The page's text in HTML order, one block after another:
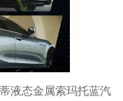
液态金属索玛托蓝汽